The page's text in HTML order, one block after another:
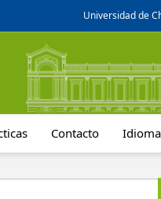
Universidad de
Contacto Idioma